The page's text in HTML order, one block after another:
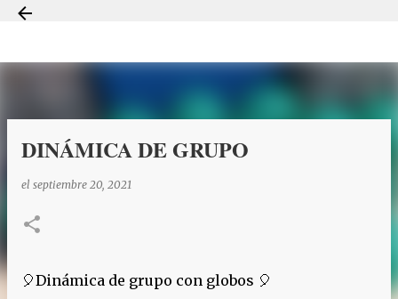
DINÁMICA DE GRUPO
el septiembre 20, 2021
🎈Dinámica de grupo con globos 🎈